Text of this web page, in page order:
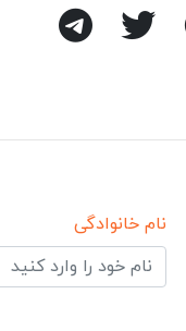
نام خانوادگی